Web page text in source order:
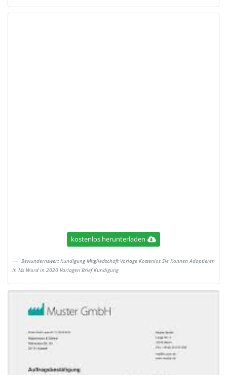
kostenlos herunterladen
Bewundernswert Kundigung Mitgliedschaft Vorlage Kostenlos Sie Konnen Adaptieren
In Ms Word In 2020 Vorlagen Brief Kundigung